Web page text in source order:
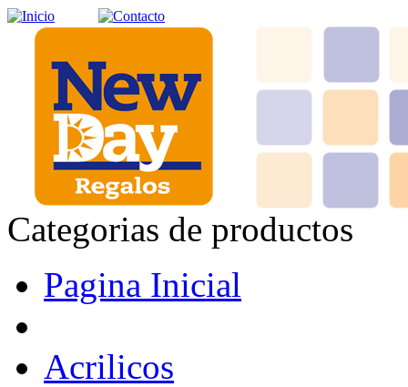
Categorias de productos
Pagina Inicial
Acrilicos